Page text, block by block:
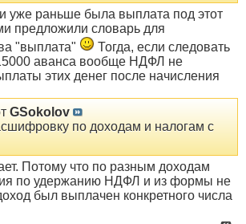
уже раньше была выплата под этот
предложили словарь для
"выплата"
Тогда, если следовать
аванса вообще НДФЛ не
этих денег после начисления
GSokolov
по доходам и налогам с
Потому что по разным доходам
по удержанию НДФЛ и из формы не
был выплачен конкретного числа